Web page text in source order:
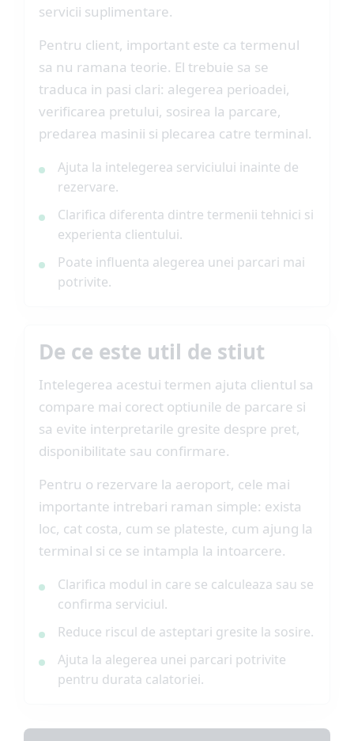
servicii suplimentare.
Pentru client, important este ca termenul
sa nu ramana teorie. El trebuie sa se
traduca in pasi clari: alegerea perioadei,
verificarea pretului, sosirea la parcare,
predarea masinii si plecarea catre terminal.
Ajuta la intelegerea serviciului inainte de
rezervare.
Clarifica diferenta dintre termenii tehnici si
experienta clientului.
Poate influenta alegerea unei parcari mai
potrivite.
De ce este util de stiut
Intelegerea acestui termen ajuta clientul sa
compare mai corect optiunile de parcare si
sa evite interpretarile gresite despre pret,
disponibilitate sau confirmare.
Pentru o rezervare la aeroport, cele mai
importante intrebari raman simple: exista
loc, cat costa, cum se plateste, cum ajung la
terminal si ce se intampla la intoarcere.
Clarifica modul in care se calculeaza sau se
confirma serviciul.
Reduce riscul de asteptari gresite la sosire.
Ajuta la alegerea unei parcari potrivite
pentru durata calatoriei.